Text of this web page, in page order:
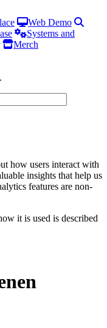
Web Demo
Systems and
Merch
how users interact with
insights that help us
features are non-
it is used is described